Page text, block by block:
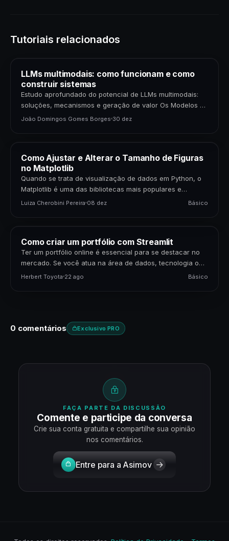
Tutoriais relacionados
LLMs multimodais: como funcionam e como
construir sistemas
Estudo aprofundado do potencial de LLMs multimodais:
soluções, mecanismos e geração de valor Os Modelos de
Linguagem de Grande Porte (LLMs) multimodais
João Domingos Gomes Borges 30 dez
Como Ajustar e Alterar o Tamanho de Figuras
no Matplotlib
Quando se trata de visualização de dados em Python, o
Matplotlib é uma das bibliotecas mais populares e
poderosas disponíveis. Para cientistas de dados,…
Luiza Cherobini Pereira 08 dez Básico
Como criar um portfólio com Streamlit
Ter um portfólio online é essencial para se destacar no
mercado. Se você atua na área de dados, tecnologia ou
negócios, apresentar seus projetos…
Herbert Toyota 22 ago Básico
0 comentários Exclusivo PRO
FAÇA PARTE DA DISCUSSÃO
Comente e participe da conversa
Crie sua conta gratuita e compartilhe sua opinião
nos comentários.
Entre para a Asimov